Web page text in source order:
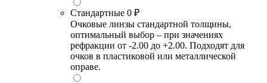
Стандартные 0 ₽
Очковые линзы стандартной толщины,
оптимальный выбор – при значениях
рефракции от -2.00 до +2.00. Подходят для
очков в пластиковой или металлической
оправе.